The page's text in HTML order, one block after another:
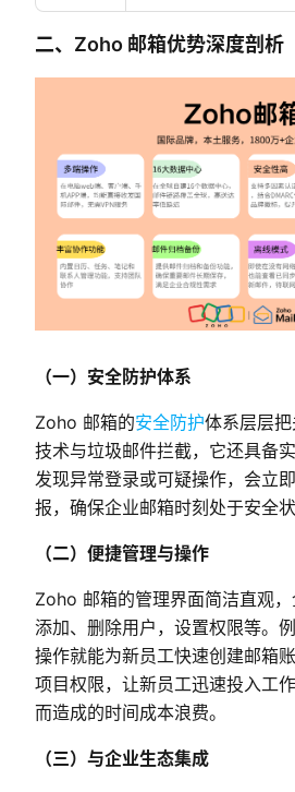
二、Zoho 邮箱优势深度剖析
（一）安全防护体系
Zoho 邮箱的安全防护体系层层
技术与垃圾邮件拦截，它还具备
发现异常登录或可疑操作，会立
报，确保企业邮箱时刻处于安全状
（二）便捷管理与操作
Zoho 邮箱的管理界面简洁直观
添加、删除用户，设置权限等。
操作就能为新员工快速创建邮箱
项目权限，让新员工迅速投入工
而造成的时间成本浪费。
（三）与企业生态集成